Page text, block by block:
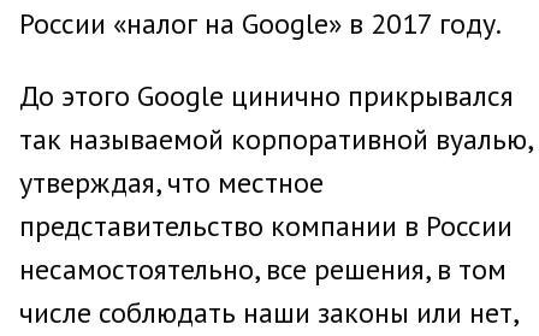
России «налог на Google» в 2017 году.
До этого Google цинично прикрывался
так называемой корпоративной вуалью,
утверждая, что местное
представительство компании в России
несамостоятельно, все решения, в том
числе соблюдать наши законы или нет,